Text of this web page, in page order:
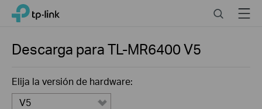
Click
navigation
TP-Link, Reliably Smart SearchMenu
Descarga paraTL-MR6400V5
Elija la versión de hardware:
V5